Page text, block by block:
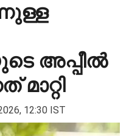
അപ്പീൽ
12:30 IST